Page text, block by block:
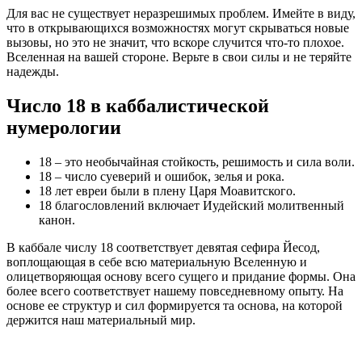
Для вас не существует неразрешимых проблем. Имейте в виду,
что в открывающихся возможностях могут скрываться новые
вызовы, но это не значит, что вскоре случится что-то плохое.
Вселенная на вашей стороне. Верьте в свои силы и не теряйте
надежды.
Число 18 в каббалистической
нумерологии
18 – это необычайная стойкость, решимость и сила воли.
18 – число суеверий и ошибок, зелья и рока.
18 лет евреи были в плену Царя Моавитского.
18 благословлений включает Иудейский молитвенный
канон.
В каббале числу 18 соответствует девятая сефира Йесод,
воплощающая в себе всю материальную Вселенную и
олицетворяющая основу всего сущего и придание формы. Она
более всего соответствует нашему повседневному опыту. На
основе ее структур и сил формируется та основа, на которой
держится наш материальный мир.